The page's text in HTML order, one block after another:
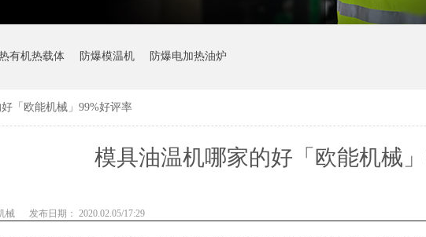
有机热载体 防爆模温机 防爆电加热油炉
「欧能机械」99%好评率
模具油温机哪家的好「欧能机械
械 发布日期： 2020.02.05/17:29